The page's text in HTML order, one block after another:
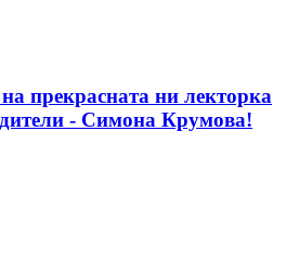
прекрасната ни лекторка
- Симона Крумова!